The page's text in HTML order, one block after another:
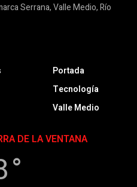
Serrana, Valle Medio, Río
Portada
Tecnología
Valle Medio
DE LA VENTANA
°